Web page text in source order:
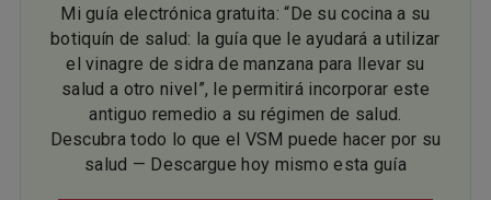
Mi guía electrónica gratuita: “De su cocina a su
botiquín de salud: la guía que le ayudará a utilizar
el vinagre de sidra de manzana para llevar su
salud a otro nivel”, le permitirá incorporar este
antiguo remedio a su régimen de salud.
Descubra todo lo que el VSM puede hacer por su
salud — Descargue hoy mismo esta guía